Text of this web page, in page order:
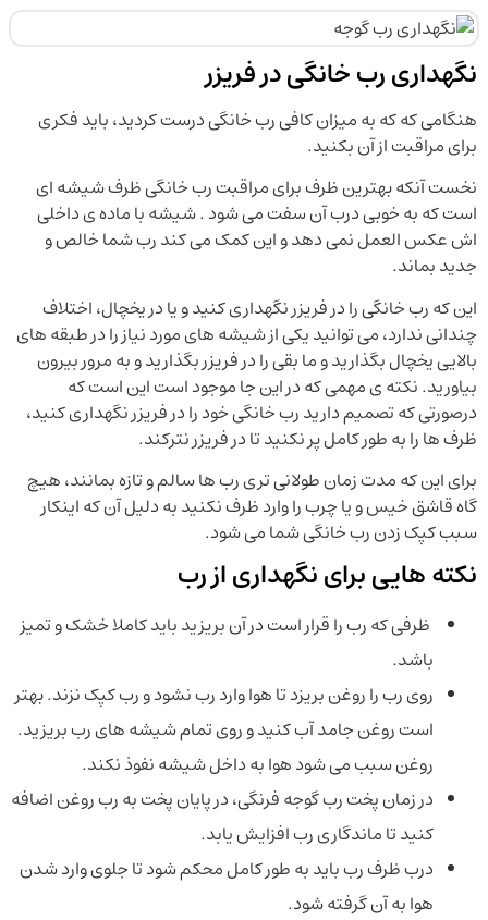
نگهداری رب خانگی در فریزر
هنگامی که که به میزان کافی رب خانگی درست کردید، باید فکری
برای مراقبت از آن بکنید.
نخست آنکه بهترین ظرف برای مراقبت رب خانگی ظرف شیشه ای
است که به خوبی درب آن سفت می شود . شیشه با ماده ی داخلی
اش عکس العمل نمی دهد و این کمک می کند رب شما خالص و
جدید بماند.
این که رب خانگی را در فریزر نگهداری کنید و یا در یخچال، اختلاف
چندانی ندارد، می توانید یکی از شیشه های مورد نیاز را در طبقه های
بالایی یخچال بگذارید و ما بقی را در فریزر بگذارید و به مرور بیرون
بیاورید. نکته ی مهمی که در این جا موجود است این است که
درصورتی که تصمیم دارید رب خانگی خود را در فریزر نگهداری کنید،
ظرف ها را به طور کامل پر نکنید تا در فریزر نترکند.
برای این که مدت زمان طولانی تری رب ها سالم و تازه بمانند، هیچ
گاه قاشق خیس و یا چرب را وارد ظرف نکنید به دلیل آن که اینکار
سبب کپک زدن رب خانگی شما می شود.
نکته هایی برای نگهداری از رب
ظرفی که رب را قرار است در آن بریزید باید کاملا خشک و تمیز
باشد.
روی رب را روغن بریزد تا هوا وارد رب نشود و رب کپک نزند. بهتر
است روغن جامد آب کنید و روی تمام شیشه های رب بریزید.
روغن سبب می شود هوا به داخل شیشه نفوذ نکند.
در زمان پخت رب گوجه فرنگی، در پایان پخت به رب روغن اضافه
کنید تا ماندگاری رب افزایش یابد.
درب ظرف رب باید به طور کامل محکم شود تا جلوی وارد شدن
هوا به آن گرفته شود.